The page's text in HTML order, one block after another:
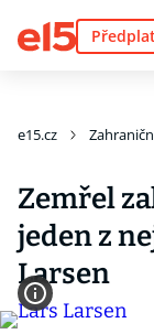
e15.cz
Zemřel
jeden z
Larsen